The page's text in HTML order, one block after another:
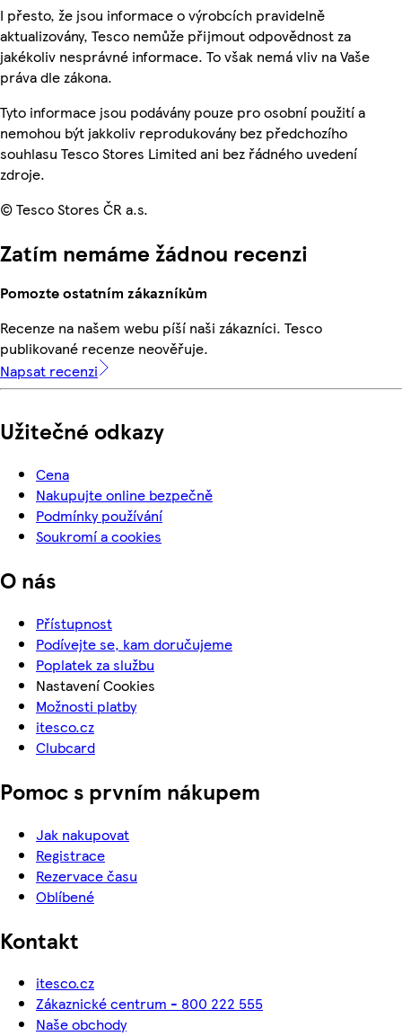
I přesto, že jsou informace o výrobcích pravidelně
aktualizovány, Tesco nemůže přijmout odpovědnost za
jakékoliv nesprávné informace. To však nemá vliv na Vaše
práva dle zákona.
Tyto informace jsou podávány pouze pro osobní použití a
nemohou být jakkoliv reprodukovány bez předchozího
souhlasu Tesco Stores Limited ani bez řádného uvedení
zdroje.
© Tesco Stores ČR a.s.
Zatím nemáme žádnou recenzi
Pomozte ostatním zákazníkům
Recenze na našem webu píší naši zákazníci. Tesco
publikované recenze neověřuje.
Napsat recenzi
Užitečné odkazy
Cena
Nakupujte online bezpečně
Podmínky používání
Soukromí a cookies
O nás
Přístupnost
Podívejte se, kam doručujeme
Poplatek za službu
Nastavení Cookies
Možnosti platby
itesco.cz
Clubcard
Pomoc s prvním nákupem
Jak nakupovat
Registrace
Rezervace času
Oblíbené
Kontakt
itesco.cz
Zákaznické centrum - 800 222 555
Naše obchody